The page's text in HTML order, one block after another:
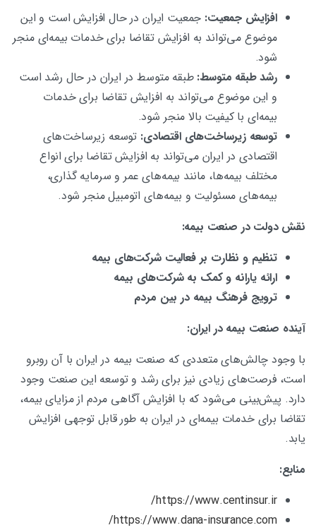
افزایش جمعیت: جمعیت ایران در حال افزایش است و این
موضوع می‌تواند به افزایش تقاضا برای خدمات بیمه‌ای منجر
شود.
رشد طبقه متوسط: طبقه متوسط ​​در ایران در حال رشد است
و این موضوع می‌تواند به افزایش تقاضا برای خدمات
بیمه‌ای با کیفیت بالا منجر شود.
توسعه زیرساخت‌های اقتصادی: توسعه زیرساخت‌های
اقتصادی در ایران می‌تواند به افزایش تقاضا برای انواع
مختلف بیمه‌ها، مانند بیمه‌های عمر و سرمایه گذاری،
بیمه‌های مسئولیت و بیمه‌های اتومبیل منجر شود.
نقش دولت در صنعت بیمه:
تنظیم و نظارت بر فعالیت شرکت‌های بیمه
ارائه یارانه و کمک به شرکت‌های بیمه
ترویج فرهنگ بیمه در بین مردم
آینده صنعت بیمه در ایران:
با وجود چالش‌های متعددی که صنعت بیمه در ایران با آن روبرو
است، فرصت‌های زیادی نیز برای رشد و توسعه این صنعت وجود
دارد. پیش‌بینی می‌شود که با افزایش آگاهی مردم از مزایای بیمه،
تقاضا برای خدمات بیمه‌ای در ایران به طور قابل توجهی افزایش
یابد.
منابع:
https://www.centinsur.ir/
https://www.dana-insurance.com/